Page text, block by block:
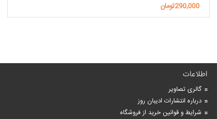
290,000تومان
اطلاعات
گالری تصاویر
درباره انتشارات ادیبان روز
شرایط و قوانین خرید از فروشگاه